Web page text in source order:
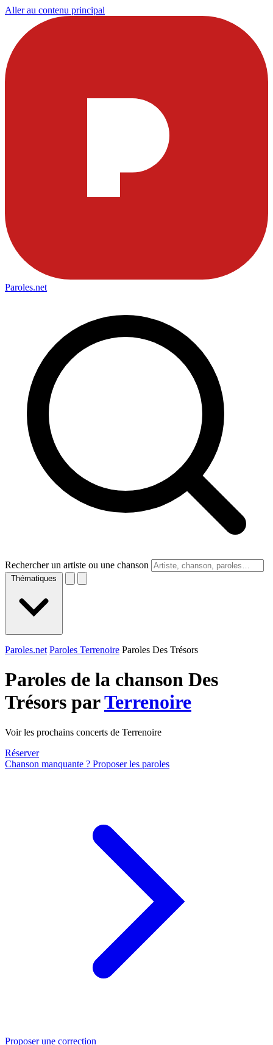
Aller au contenu principal
Paroles.net
Rechercher un artiste ou une chanson
Thématiques
Paroles.net Paroles Terrenoire Paroles Des Trésors
Paroles de la chanson Des
Trésors parTerrenoire
Voir les prochains concerts de Terrenoire
Réserver
Chanson manquante ? Proposer les paroles
Proposer une correction